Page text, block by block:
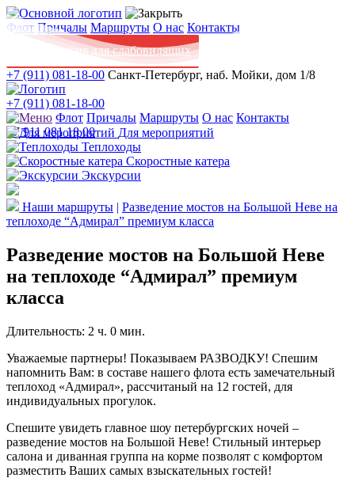
Флот Причалы Маршруты О нас Контакты
Версия для слабовидящих
+7 (911) 081-18-00 Санкт-Петербург, наб. Мойки, дом 1/8
+7 (911) 081-18-00
Флот Причалы Маршруты О нас Контакты
+7 911 081 18 00
Для мероприятий
Теплоходы
Скоростные катера
Экскурсии
Наши маршруты | Разведение мостов на Большой Неве на
теплоходе “Адмирал” премиум класса
Разведение мостов на Большой Неве
на теплоходе “Адмирал” премиум
класса
Длительность: 2 ч. 0 мин.
Уважаемые партнеры! Показываем РАЗВОДКУ! Спешим
напомнить Вам: в составе нашего флота есть замечательный
теплоход «Адмирал», рассчитаный на 12 гостей, для
индивидуальных прогулок.
Спешите увидеть главное шоу петербургских ночей –
разведение мостов на Большой Неве! Стильный интерьер
салона и диванная группа на корме позволят с комфортом
разместить Ваших самых взыскательных гостей!